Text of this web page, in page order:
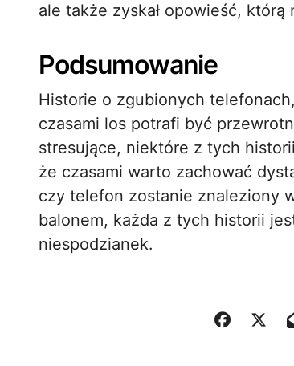
ale także zyskał opowieść, którą
Podsumowanie
Historie o zgubionych
czasami los potrafi być
stresujące, niektóre z tych
że czasami warto zachować
czy telefon zostanie znaleziony
balonem, każda z tych historii
niespodzianek.